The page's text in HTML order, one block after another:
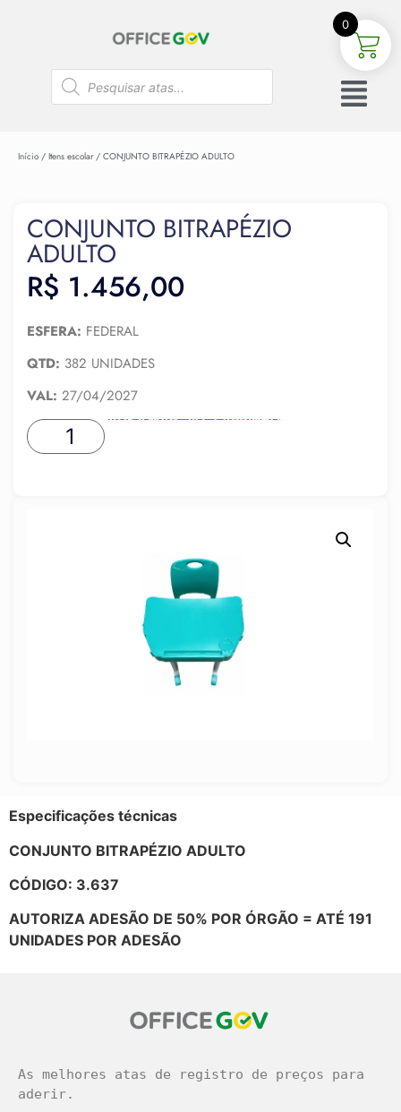
Início / Itens escolar/ CONJUNTO BITRAPÉZIO ADULTO
CONJUNTO BITRAPÉZIO
ADULTO
R$ 1.456,00
ESFERA: FEDERAL
QTD: 382 UNIDADES
VAL: 27/04/2027
ADICIONAR AO CARRINHO
Especificações técnicas
CONJUNTO BITRAPÉZIO ADULTO
CÓDIGO: 3.637
AUTORIZA ADESÃO DE 50% POR ÓRGÃO = ATÉ 191
UNIDADES POR ADESÃO
As melhores atas de registro de preços para
aderir.
0